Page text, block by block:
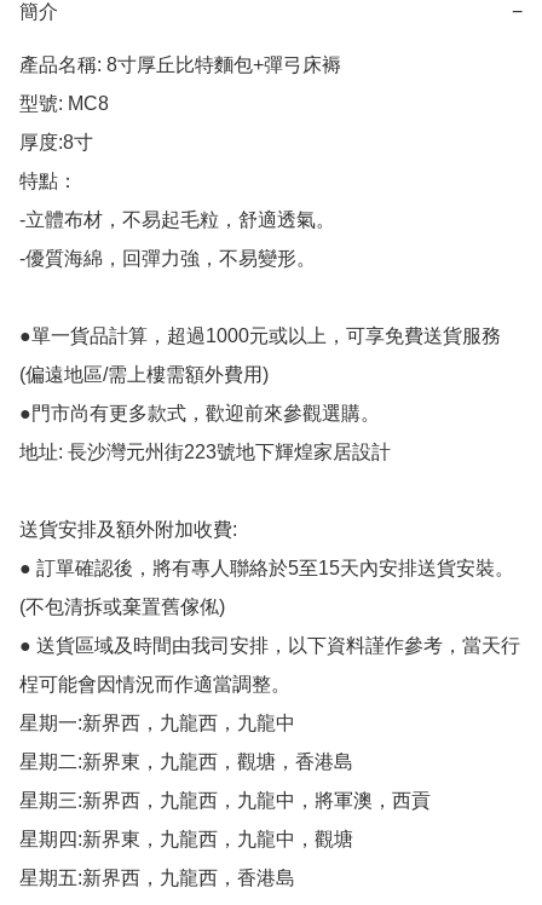
簡介 −
產品名稱: 8寸厚丘比特麵包+彈弓床褥
型號: MC8
厚度:8寸
特點：
-立體布材，不易起毛粒，舒適透氣。
-優質海綿，回彈力強，不易變形。
●單一貨品計算，超過1000元或以上，可享免費送貨服務
(偏遠地區/需上樓需額外費用)
●門市尚有更多款式，歡迎前來參觀選購。
地址: 長沙灣元州街223號地下輝煌家居設計
送貨安排及額外附加收費:
● 訂單確認後，將有專人聯絡於5至15天內安排送貨安裝。
(不包清拆或棄置舊傢俬)
● 送貨區域及時間由我司安排，以下資料謹作參考，當天行
桯可能會因情況而作適當調整。
星期一:新界西，九龍西，九龍中
星期二:新界東，九龍西，觀塘，香港島
星期三:新界西，九龍西，九龍中，將軍澳，西貢
星期四:新界東，九龍西，九龍中，觀塘
星期五:新界西，九龍西，香港島